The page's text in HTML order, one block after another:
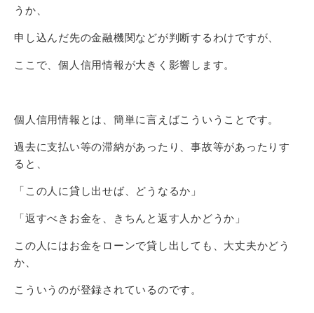
うか、
申し込んだ先の金融機関などが判断するわけですが、
ここで、個人信用情報が大きく影響します。
個人信用情報とは、簡単に言えばこういうことです。
過去に支払い等の滞納があったり、事故等があったりす
ると、
「この人に貸し出せば、どうなるか」
「返すべきお金を、きちんと返す人かどうか」
この人にはお金をローンで貸し出しても、大丈夫かどう
か、
こういうのが登録されているのです。